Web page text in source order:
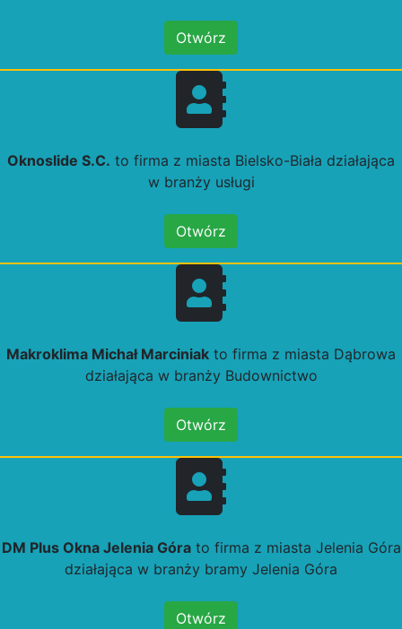
Otwórz
Oknoslide S.C. to firma z miasta Bielsko-Biała działająca
w branży usługi
Otwórz
Makroklima Michał Marciniak to firma z miasta Dąbrowa
działająca w branży Budownictwo
Otwórz
DM Plus Okna Jelenia Górato firma z miasta Jelenia Góra
działająca w branży bramy Jelenia Góra
Otwórz